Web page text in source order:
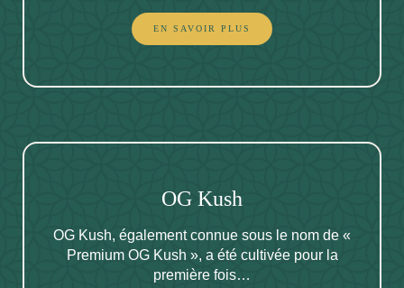
EN SAVOIR PLUS
OG Kush
OG Kush, également connue sous le nom de «
Premium OG Kush », a été cultivée pour la
première fois…